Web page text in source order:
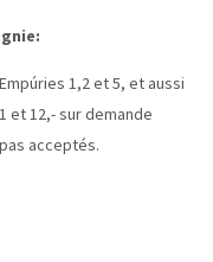
1,2 et 5, et aussi
et 12,- sur demande
acceptés.